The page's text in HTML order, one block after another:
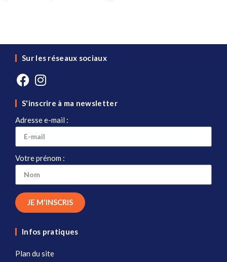
Sur les réseaux sociaux
S'inscrire à ma newsletter
Adresse e-mail :
Votre prénom :
JE M'INSCRIS
Infos pratiques
Plan du site